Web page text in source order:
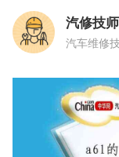
汽修技师
汽车维修